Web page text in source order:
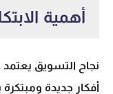
أهمية
نجاح التسويق يعتمد
أفكار جديدة